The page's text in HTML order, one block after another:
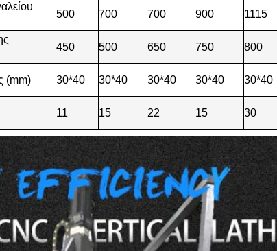
500 700 700 900 1115
450 500 650 750 800
(mm) 30*40 30*40 30*40 30*40 30*40
11 15 22 15 30